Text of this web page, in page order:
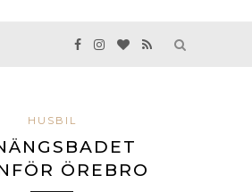
HUSBIL
ÖREBRO